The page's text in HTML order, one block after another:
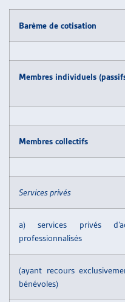
ARTIAS
Barème de cotisation
Membres individuels
Membres collectifs
Services privés
a) services privés
professionnalisés
(ayant recours
bénévoles)